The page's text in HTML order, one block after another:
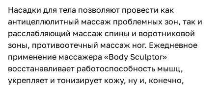
Насадки для тела позволяют провести как
антицеллюлитный массаж проблемных зон, так и
расслабляющий массаж спины и воротниковой
зоны, противоотечный массаж ног. Ежедневное
применение массажера «Body Sculptor»
восстанавливает работоспособность мышц,
укрепляет и тонизирует кожу, ну и, конечно,